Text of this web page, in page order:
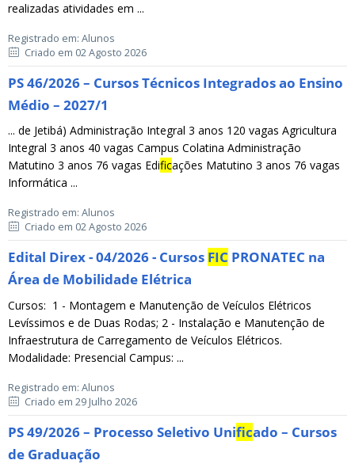
realizadas atividades em ...
Registrado em: Alunos
Criado em 02 Agosto 2026
PS 46/2026 – Cursos Técnicos Integrados ao Ensino
Médio – 2027/1
... de Jetibá) Administração Integral 3 anos 120 vagas Agricultura
Integral 3 anos 40 vagas Campus Colatina Administração
Matutino 3 anos 76 vagas Edificações Matutino 3 anos 76 vagas
Informática ...
Registrado em: Alunos
Criado em 02 Agosto 2026
Edital Direx - 04/2026 - Cursos FIC PRONATEC na
Área de Mobilidade Elétrica
Cursos: 1 - Montagem e Manutenção de Veículos Elétricos
Levíssimos e de Duas Rodas; 2 - Instalação e Manutenção de
Infraestrutura de Carregamento de Veículos Elétricos.
Modalidade: Presencial Campus: ...
Registrado em: Alunos
Criado em 29 Julho 2026
PS 49/2026 – Processo Seletivo Unificado – Cursos
de Graduação